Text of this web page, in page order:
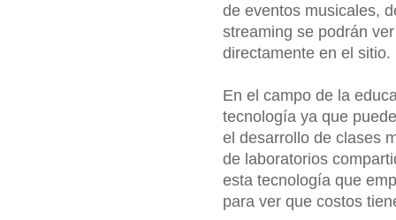
de eventos musicales,
streaming se podrán
directamente en el sitio.
En el campo de la
tecnología ya que
el desarrollo de clases
de laboratorios
esta tecnología que
para ver que costos